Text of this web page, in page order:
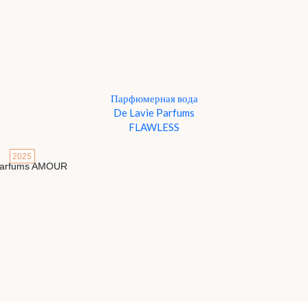
Парфюмерная вода
De Lavie Parfums
FLAWLESS
2025